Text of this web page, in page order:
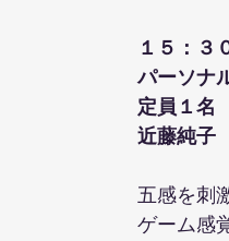
１５：３
パーソナ
定員１名
近藤純子
五感を刺
ゲーム感